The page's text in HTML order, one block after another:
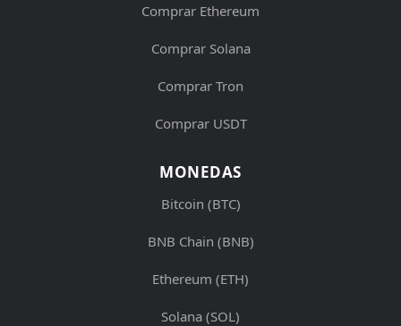
Comprar Ethereum
Comprar Solana
Comprar Tron
Comprar USDT
MONEDAS
Bitcoin (BTC)
BNB Chain (BNB)
Ethereum (ETH)
Solana (SOL)